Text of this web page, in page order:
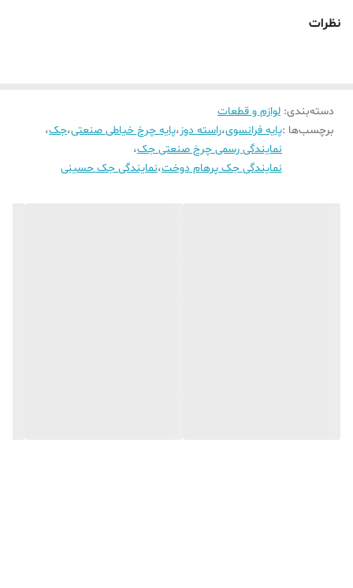
نظرات
دسته‌بندی: لوازم و قطعات
برچسب‌ها :پایه فرانسوی،راسته دوز،پایه چرخ خیاطی صنعتی،جک،
نمایندگی رسمی چرخ صنعتی جک،
نمایندگی جک پرهام دوخت،نمایندگی جک حسینی